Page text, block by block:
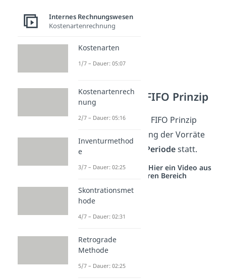
Periodisches FIFO Prinzip
Beim periodischen FIFO Prinzip
findet die Bewertung der Vorräte
erst am
Ende der Periodestatt.
Studyflix vernetzt: Hier ein Video aus
einem anderen Bereich
Internes Rechnungswesen
Kostenartenrechnung
Kostenarten
1/7 – Dauer: 05:07
Kostenartenrech
nung
2/7 – Dauer: 05:16
Inventurmethod
e
3/7 – Dauer: 02:25
Skontrationsmet
hode
4/7 – Dauer: 02:31
Retrograde
Methode
5/7 – Dauer: 02:25